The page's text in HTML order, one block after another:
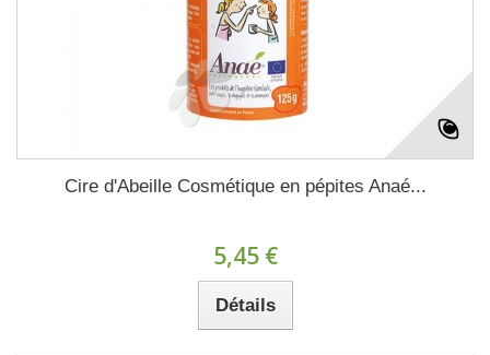
Cire d'Abeille Cosmétique en pépites Anaé...
5,45 €
Détails